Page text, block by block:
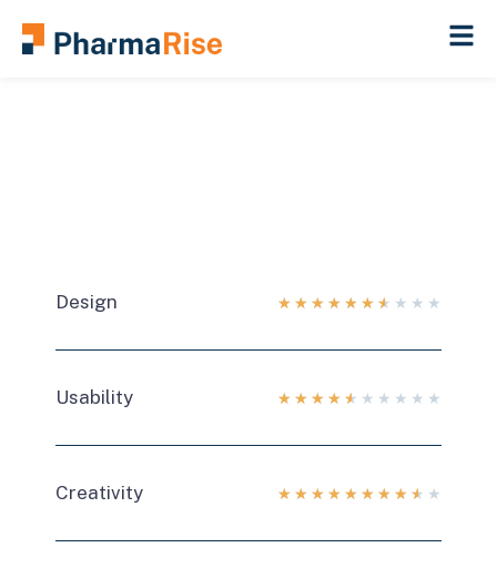
Design ★ ★ ★ ★ ★ ★ ★ ★ ★ ★
Usability ★ ★ ★ ★ ★ ★ ★ ★ ★ ★
Creativity ★ ★ ★ ★ ★ ★ ★ ★ ★ ★